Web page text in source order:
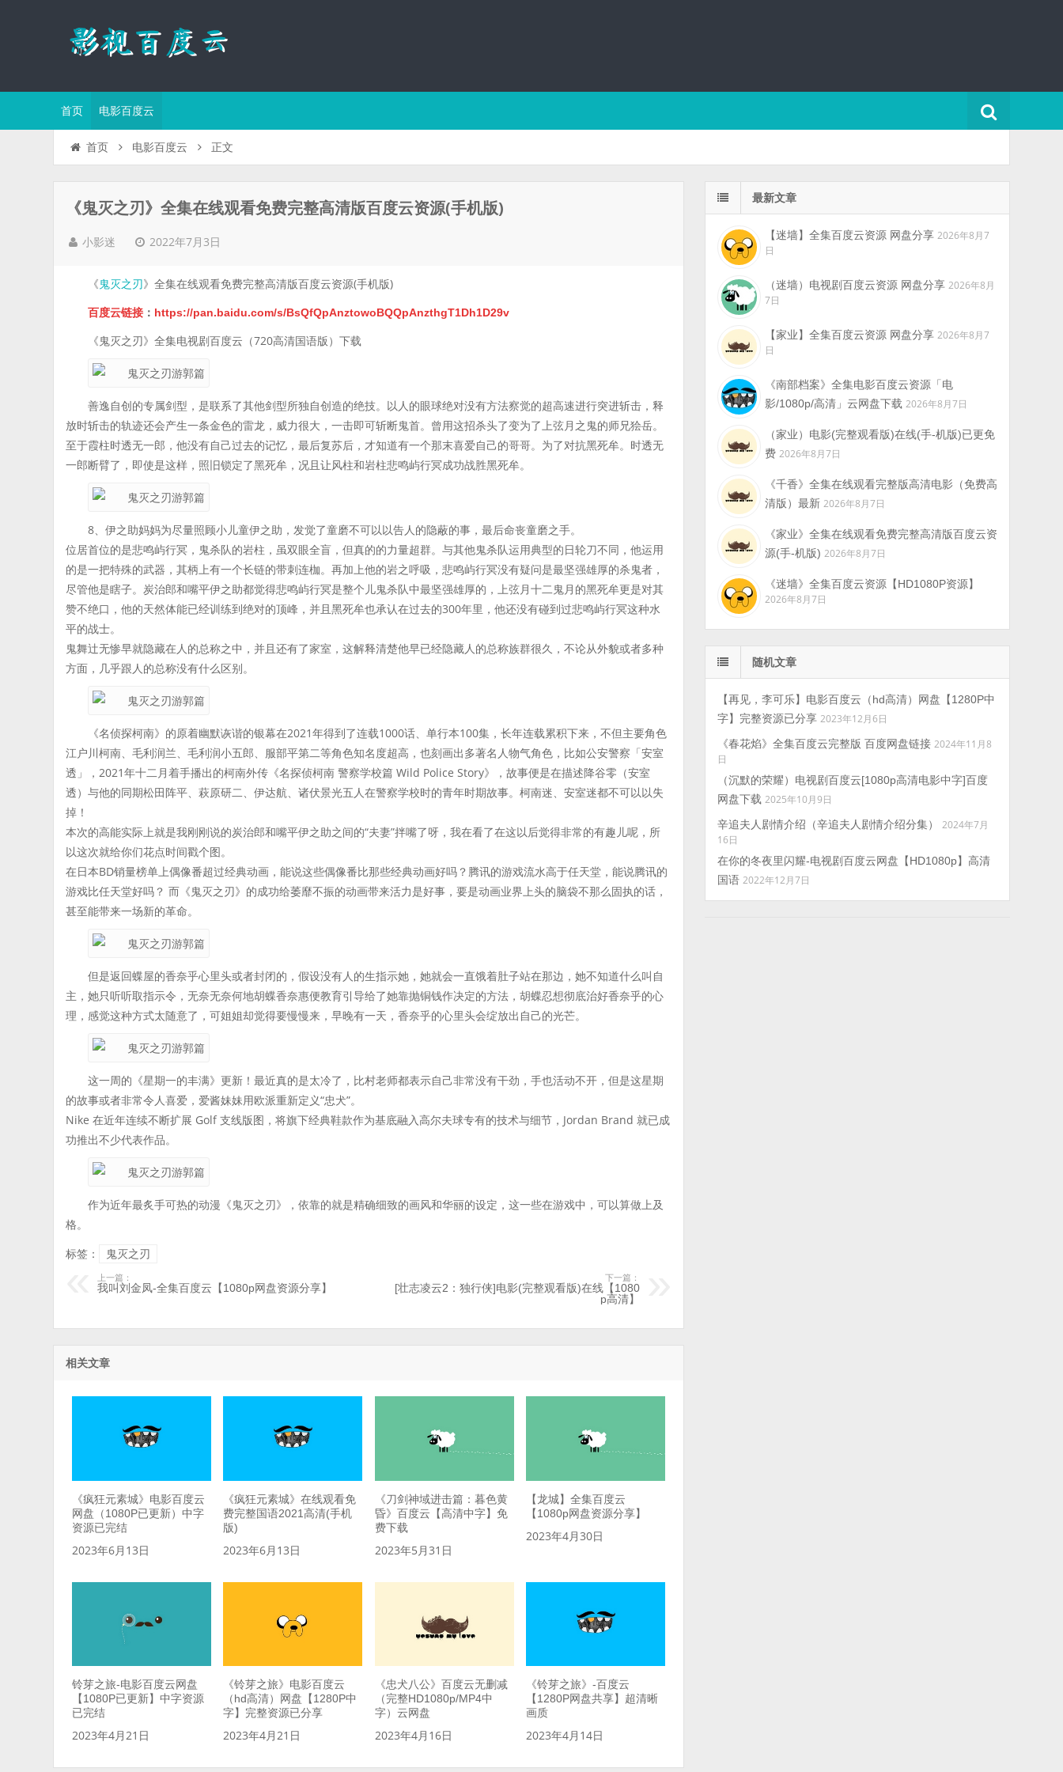
首页 电影百度云
首页 电影百度云 正文
《鬼灭之刃》全集在线观看免费完整高清版百度云资源(手机版)
小影迷 2022年7月3日
《鬼灭之刃》全集在线观看免费完整高清版百度云资源(手机版)
百度云链接 ： https://pan.baidu.com/s/BsQfQpAnztowoBQQpAnzthgT1Dh1D29v
《鬼灭之刃》全集电视剧百度云（720高清国语版）下载
善逸自创的专属剑型，是联系了其他剑型所独自创造的绝技。以人的眼球绝对没有方法察觉的超高速进行突进斩击，释
放时斩击的轨迹还会产生一条金色的雷龙，威力很大，一击即可斩断鬼首。曾用这招杀头了变为了上弦月之鬼的师兄狯岳。
至于霞柱时透无一郎，他没有自己过去的记忆，最后复苏后，才知道有一个那末喜爱自己的哥哥。为了对抗黑死牟。时透无
一郎断臂了，即使是这样，照旧锁定了黑死牟，况且让风柱和岩柱悲鸣屿行冥成功战胜黑死牟。
8、伊之助妈妈为尽量照顾小儿童伊之助，发觉了童磨不可以以告人的隐蔽的事，最后命丧童磨之手。
位居首位的是悲鸣屿行冥，鬼杀队的岩柱，虽双眼全盲，但真的的力量超群。与其他鬼杀队运用典型的日轮刀不同，他运用
的是一把特殊的武器，其柄上有一个长链的带刺连枷。再加上他的岩之呼吸，悲鸣屿行冥没有疑问是最坚强雄厚的杀鬼者，
尽管他是瞎子。炭治郎和嘴平伊之助都觉得悲鸣屿行冥是整个儿鬼杀队中最坚强雄厚的，上弦月十二鬼月的黑死牟更是对其
赞不绝口，他的天然体能已经训练到绝对的顶峰，并且黑死牟也承认在过去的300年里，他还没有碰到过悲鸣屿行冥这种水
平的战士。
鬼舞辻无惨早就隐藏在人的总称之中，并且还有了家室，这解释清楚他早已经隐藏人的总称族群很久，不论从外貌或者多种
方面，几乎跟人的总称没有什么区别。
《名侦探柯南》的原着幽默诙谐的银幕在2021年得到了连载1000话、单行本100集，长年连载累积下来，不但主要角色
江户川柯南、毛利润兰、毛利润小五郎、服部平第二等角色知名度超高，也刻画出多著名人物气角色，比如公安警察「安室
透」，2021年十二月着手播出的柯南外传《名探侦柯南 警察学校篇 Wild Police Story》，故事便是在描述降谷零（安室
透）与他的同期松田阵平、萩原研二、伊达航、诸伏景光五人在警察学校时的青年时期故事。柯南迷、安室迷都不可以以失
掉！
本次的高能实际上就是我刚刚说的炭治郎和嘴平伊之助之间的“夫妻”拌嘴了呀，我在看了在这以后觉得非常的有趣儿呢，所
以这次就给你们花点时间戳个图。
在日本BD销量榜单上偶像番超过经典动画，能说这些偶像番比那些经典动画好吗？腾讯的游戏流水高于任天堂，能说腾讯的
游戏比任天堂好吗？ 而《鬼灭之刃》的成功给萎靡不振的动画带来活力是好事，要是动画业界上头的脑袋不那么固执的话，
甚至能带来一场新的革命。
但是返回蝶屋的香奈乎心里头或者封闭的，假设没有人的生指示她，她就会一直饿着肚子站在那边，她不知道什么叫自
主，她只听听取指示令，无奈无奈何地胡蝶香奈惠便教育引导给了她靠抛铜钱作决定的方法，胡蝶忍想彻底治好香奈乎的心
理，感觉这种方式太随意了，可姐姐却觉得要慢慢来，早晚有一天，香奈乎的心里头会绽放出自己的光芒。
这一周的《星期一的丰满》更新！最近真的是太冷了，比村老师都表示自己非常没有干劲，手也活动不开，但是这星期
的故事或者非常令人喜爱，爱酱妹妹用欧派重新定义“忠犬”。
Nike 在近年连续不断扩展 Golf 支线版图，将旗下经典鞋款作为基底融入高尔夫球专有的技术与细节，Jordan Brand 就已成
功推出不少代表作品。
作为近年最炙手可热的动漫《鬼灭之刃》，依靠的就是精确细致的画风和华丽的设定，这一些在游戏中，可以算做上及
格。
标签：
鬼灭之刃
上一篇：
我叫刘金凤-全集百度云【1080p网盘资源分享】
下一篇：
[壮志凌云2：独行侠]电影(完整观看版)在线【1080
p高清】
相关文章
《疯狂元素城》电影百度云
网盘（1080P已更新）中字
资源已完结
2023年6月13日
《疯狂元素城》在线观看免
费完整国语2021高清(手机
版)
2023年6月13日
《刀剑神域进击篇：暮色黄
昏》百度云【高清中字】免
费下载
2023年5月31日
【龙城】全集百度云
【1080p网盘资源分享】
2023年4月30日
铃芽之旅-电影百度云网盘
【1080P已更新】中字资源
已完结
2023年4月21日
《铃芽之旅》电影百度云
（hd高清）网盘【1280P中
字】完整资源已分享
2023年4月21日
《忠犬八公》百度云无删减
（完整HD1080p/MP4中
字）云网盘
2023年4月16日
《铃芽之旅》-百度云
【1280P网盘共享】超清晰
画质
2023年4月14日
最新文章
【迷墙】全集百度云资源 网盘分享 2026年8月7
日
（迷墙）电视剧百度云资源 网盘分享 2026年8月
7日
【家业】全集百度云资源 网盘分享 2026年8月7
日
《南部档案》全集电影百度云资源「电
影/1080p/高清」云网盘下载 2026年8月7日
（家业）电影(完整观看版)在线(手-机版)已更免
费 2026年8月7日
《千香》全集在线观看完整版高清电影（免费高
清版）最新 2026年8月7日
《家业》全集在线观看免费完整高清版百度云资
源(手-机版) 2026年8月7日
《迷墙》全集百度云资源【HD1080P资源】
2026年8月7日
随机文章
【再见，李可乐】电影百度云（hd高清）网盘【1280P中
字】完整资源已分享 2023年12月6日
《春花焰》全集百度云完整版 百度网盘链接 2024年11月8
日
（沉默的荣耀）电视剧百度云[1080p高清电影中字]百度
网盘下载 2025年10月9日
辛追夫人剧情介绍（辛追夫人剧情介绍分集）
2024年7月
16日
在你的冬夜里闪耀-电视剧百度云网盘【HD1080p】高清
国语 2022年12月7日